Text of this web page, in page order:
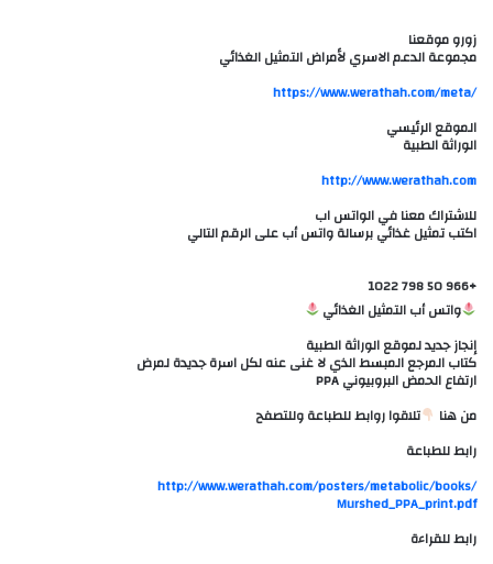
زورو موقعنا
مجموعة الدعم الاسري لأمراض التمثيل الغذائي
/‏https://www.werathah.com/meta
الموقع الرئيسي
الوراثة الطبية
للاشتراك معنا في الواتس اب
اكتب تمثيل غذائي برسالة واتس أب على الرقم التالي
+966 50 798 1022
واتس أب التمثيل الغذائي
إنجاز جديد لموقع الوراثة الطبية
كتاب المرجع المبسط الذي لا غنى عنه لكل اسرة جديدة لمرض
ارتفاع الحمض البروبيوني PPA
من هنا
تلاقوا روابط للطباعة وللتصفح
رابط للطباعة
http://www.werathah.com/posters/metabolic/books/
Murshed_PPA_print.pdf
رابط للقراءة